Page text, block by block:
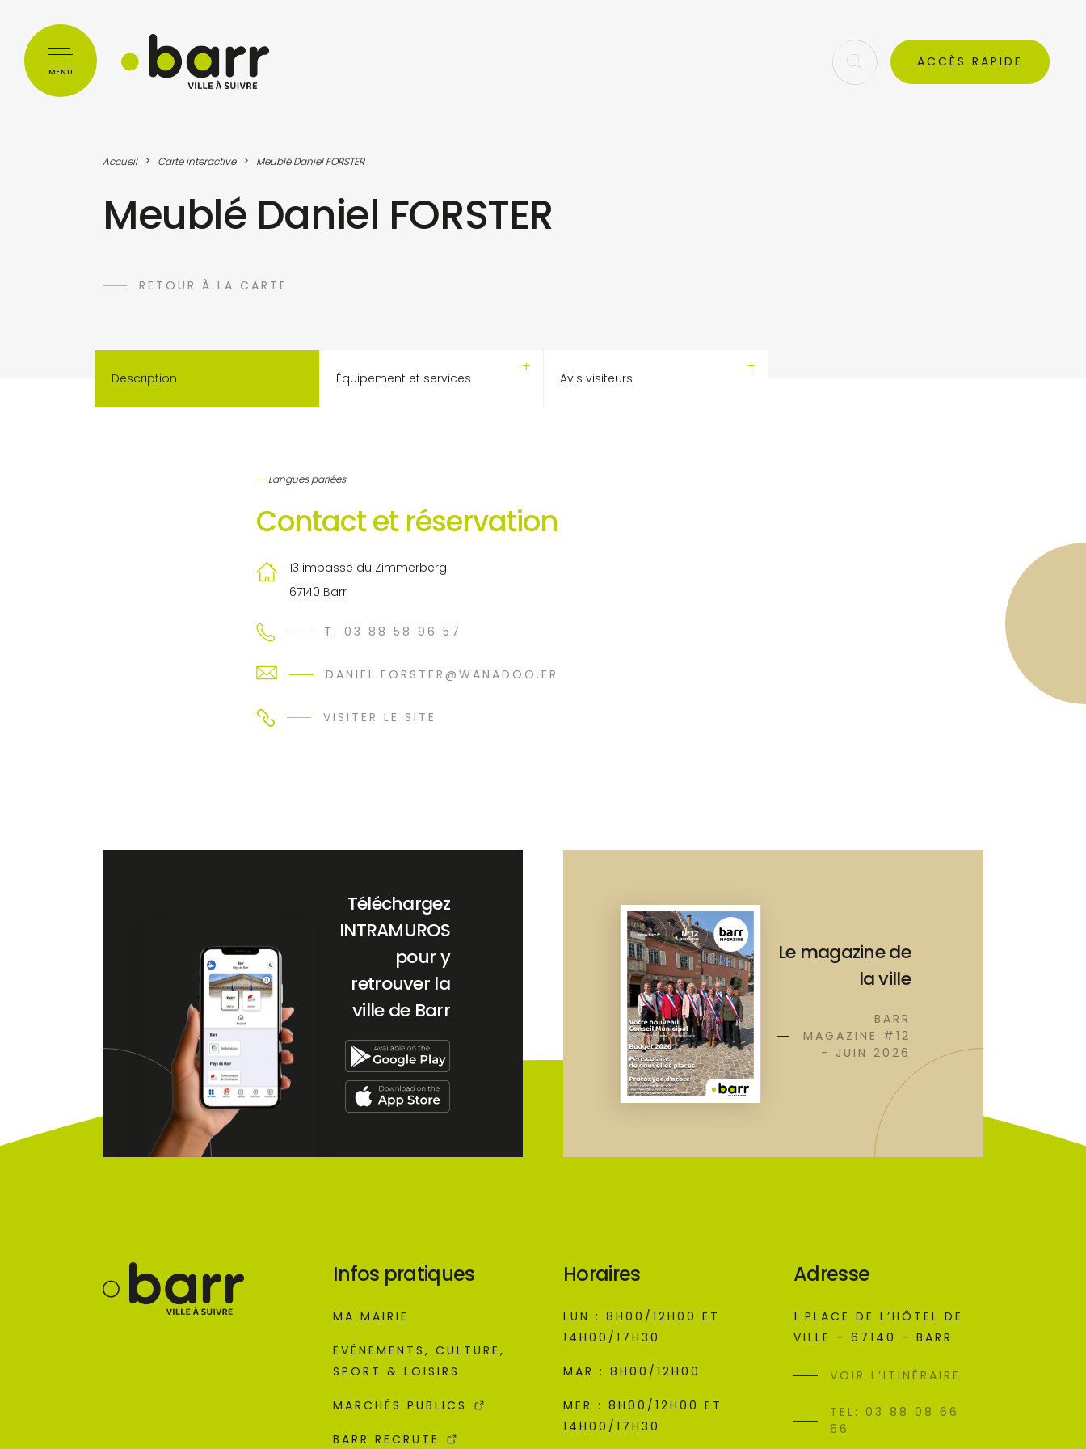
MENU
ACCÈS RAPIDE
Accueil > Carte interactive > Meublé Daniel FORSTER
Meublé Daniel FORSTER
RETOUR À LA CARTE
Description Équipement et services Avis visiteurs
Langues parlées
Contact et réservation
13 impasse du Zimmerberg
67140 Barr
T. 03 88 58 96 57
DANIEL.FORSTER@WANADOO.FR
VISITER LE SITE
Téléchargez
INTRAMUROS
pour y
retrouver la
ville de Barr
Le magazine de
la ville
BARR
MAGAZINE #12
- JUIN 2026
Infos pratiques
MA MAIRIE
EVÉNEMENTS, CULTURE,
SPORT & LOISIRS
MARCHÉS PUBLICS
BARR RECRUTE
Horaires
LUN : 8H00/12H00 ET
14H00/17H30
MAR : 8H00/12H00
MER : 8H00/12H00 ET
14H00/17H30
Adresse
1 PLACE DE L’HÔTEL DE
VILLE - 67140 - BARR
VOIR L’ITINÉRAIRE
TEL: 03 88 08 66
66